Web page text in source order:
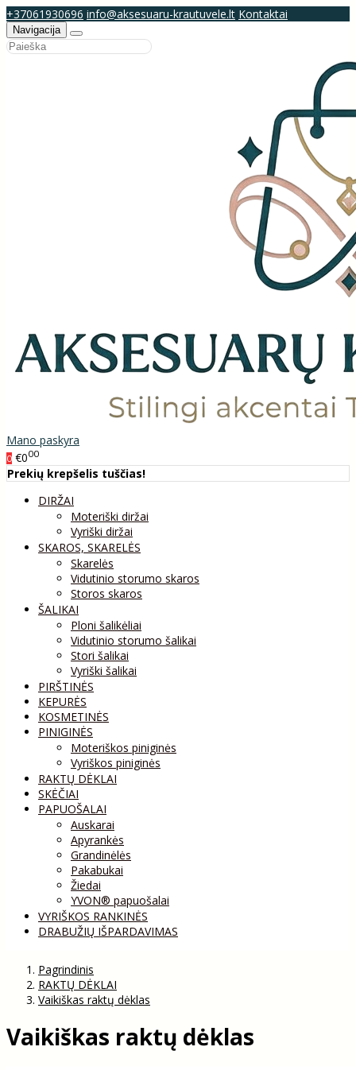
+37061930696 info@aksesuaru-krautuvele.lt Kontaktai
Navigacija
Mano paskyra
0 €000
Prekių krepšelis tuščias!
DIRŽAI
Moteriški diržai
Vyriški diržai
SKAROS, SKARELĖS
Skarelės
Vidutinio storumo skaros
Storos skaros
ŠALIKAI
Ploni šalikėliai
Vidutinio storumo šalikai
Stori šalikai
Vyriški šalikai
PIRŠTINĖS
KEPURĖS
KOSMETINĖS
PINIGINĖS
Moteriškos piniginės
Vyriškos piniginės
RAKTŲ DĖKLAI
SKĖČIAI
PAPUOŠALAI
Auskarai
Apyrankės
Grandinėlės
Pakabukai
Žiedai
YVON® papuošalai
VYRIŠKOS RANKINĖS
DRABUŽIŲ IŠPARDAVIMAS
Pagrindinis
RAKTŲ DĖKLAI
Vaikiškas raktų dėklas
Vaikiškas raktų dėklas